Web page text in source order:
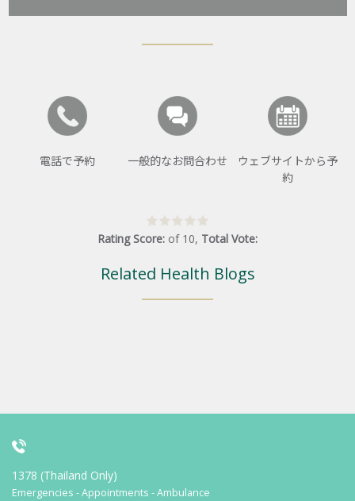
電話で予約 一般的なお問合わせ
ウェブサイトから予
約
Rating Score: of 10, Total Vote:
Related Health Blogs
1378 (Thailand Only)
Emergencies - Appointments - Ambulance